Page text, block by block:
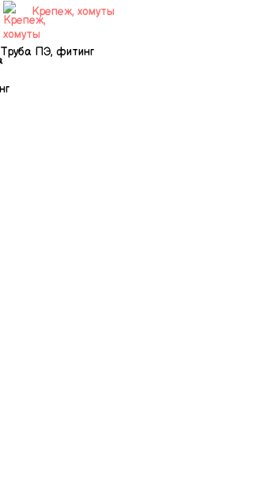
Крепеж, хомуты
Труба ПЭ, фитинг